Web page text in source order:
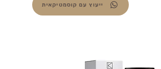
ייעוץ עם קוסמטיקאית